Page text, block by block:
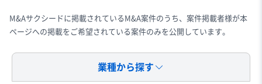
M&Aサクシードに掲載されているM&A案件のうち、案件掲載者様が本
ページへの掲載をご希望されている案件のみを公開しています。
業種から探す